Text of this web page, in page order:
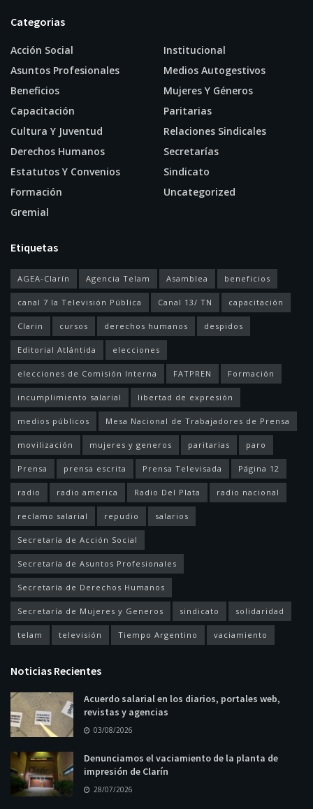
Categorias
Acción Social
Asuntos Profesionales
Beneficios
Capacitación
Cultura Y Juventud
Derechos Humanos
Estatutos Y Convenios
Formación
Gremial
Institucional
Medios Autogestivos
Mujeres Y Géneros
Paritarias
Relaciones Sindicales
Secretarías
Sindicato
Uncategorized
Etiquetas
AGEA-Clarín Agencia Telam Asamblea beneficios
canal 7 la Televisión Pública Canal 13/ TN capacitación
Clarin cursos derechos humanos despidos
Editorial Atlántida elecciones
elecciones de Comisión Interna FATPREN Formación
incumplimiento salarial libertad de expresión
medios públicos Mesa Nacional de Trabajadores de Prensa
movilización mujeres y generos paritarias paro
Prensa prensa escrita Prensa Televisada Página 12
radio radio america Radio Del Plata radio nacional
reclamo salarial repudio salarios
Secretaría de Acción Social
Secretaría de Asuntos Profesionales
Secretaría de Derechos Humanos
Secretaría de Mujeres y Generos sindicato solidaridad
telam televisión Tiempo Argentino vaciamiento
Noticias Recientes
Acuerdo salarial en los diarios, portales web,
revistas y agencias
03/08/2026
Denunciamos el vaciamiento de la planta de
impresión de Clarín
28/07/2026